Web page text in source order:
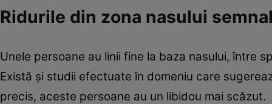
Ridurile din zona nasului
Unele persoane au linii fine la baza nasului, între
Există şi studii efectuate în domeniu care
precis, aceste persoane au un libidou mai scăzut.